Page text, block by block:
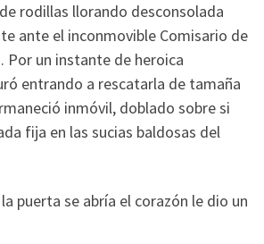
rodillas llorando desconsolada
ante el inconmovible Comisario de
Por un instante de heroica
entrando a rescatarla de tamaña
inmóvil, doblado sobre si
fija en las sucias baldosas del
puerta se abría el corazón le dio un